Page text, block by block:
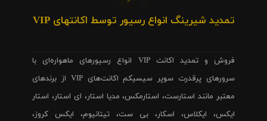
تمدید شیرینگ انواع رسیور توسط اکانتهای VIP
فروش و تمدید اکانت VIP انواع رسیورهای ماهواره‌ای با
سرورهای پرقدرت سوپر سیسیکم اکانت‌های VIP از برندهای
معتبر مانند استارست، استارمکس، مدیا استار، ای استار، استار
ایکس، ایکلاس، اسکار، بی ست، تیتانیوم، ایکس کروز،